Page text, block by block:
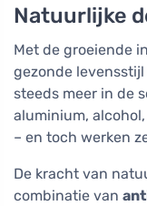
Natuurlijke
Met de groeiende
gezonde
steeds meer in de
aluminium,
– en toch werken
De kracht van
combinatie van